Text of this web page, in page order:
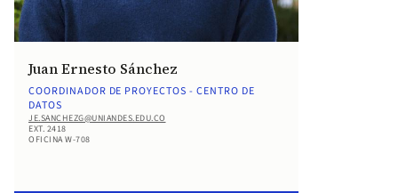
Juan Ernesto Sánchez
COORDINADOR DE PROYECTOS - CENTRO DE
DATOS
JE.SANCHEZG@UNIANDES.EDU.CO
EXT. 2418
OFICINA W-708